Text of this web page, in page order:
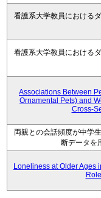
看護系大学教員における
看護系大学教員における
Associations Between
Ornamental Pets) and
Cross-
両親との会話頻度が中学
断データを
Loneliness at Older Ages